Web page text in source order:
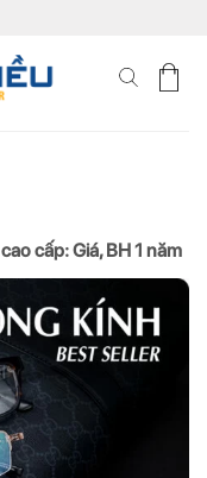
cấp: Giá, BH 1 năm